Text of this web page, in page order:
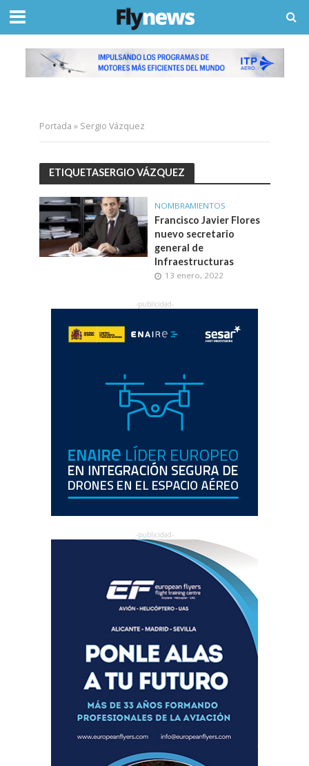
Portada » Sergio Vázquez
ETIQUETASERGIO VÁZQUEZ
NOMBRAMIENTOS
Francisco Javier Flores
nuevo secretario
general de
Infraestructuras
13 enero, 2022